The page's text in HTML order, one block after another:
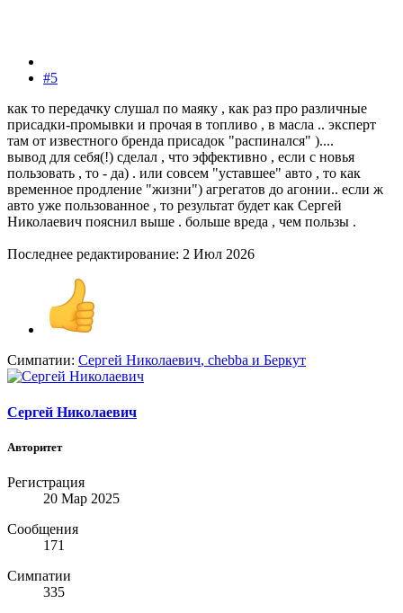
#5
как то передачку слушал по маяку , как раз про различные
присадки-промывки и прочая в топливо , в масла .. эксперт
там от известного бренда присадок "распинался" )....
вывод для себя(!) сделал , что эффективно , если с новья
пользовать , то - да) . или совсем "уставшее" авто , то как
временное продление "жизни") агрегатов до агонии.. если ж
авто уже пользованное , то результат будет как Сергей
Николаевич пояснил выше . больше вреда , чем пользы .
Последнее редактирование: 2 Июл 2026
Симпатии: Сергей Николаевич, chebba и Беркут
Сергей Николаевич
Авторитет
Регистрация
20 Мар 2025
Сообщения
171
Симпатии
335